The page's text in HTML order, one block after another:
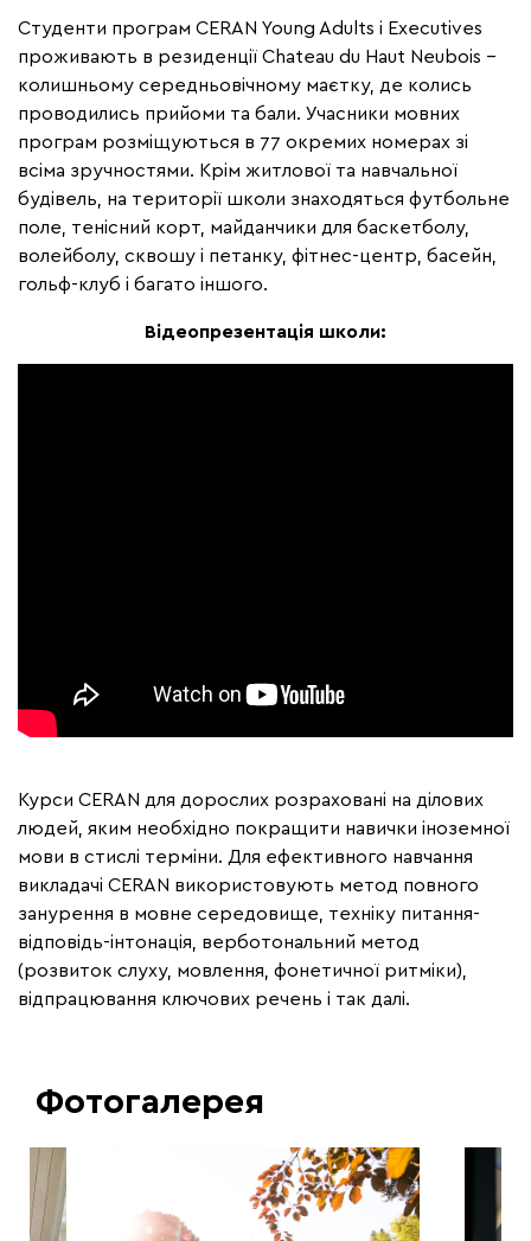
Студенти програм CERAN Young Adults і Executives
проживають в резиденції Chateau du Haut Neubois –
колишньому середньовічному маєтку, де колись
проводились прийоми та бали. Учасники мовних
програм розміщуються в 77 окремих номерах зі
всіма зручностями. Крім житлової та навчальної
будівель, на території школи знаходяться футбольне
поле, тенісний корт, майданчики для баскетболу,
волейболу, сквошу і петанку, фітнес-центр, басейн,
гольф-клуб і багато іншого.
Відеопрезентація школи:
Курси CERAN для дорослих розраховані на ділових
людей, яким необхідно покращити навички іноземної
мови в стислі терміни. Для ефективного навчання
викладачі CERAN використовують метод повного
занурення в мовне середовище, техніку питання-
відповідь-інтонація, верботональний метод
(розвиток слуху, мовлення, фонетичної ритміки),
відпрацювання ключових речень і так далі.
Фотогалерея